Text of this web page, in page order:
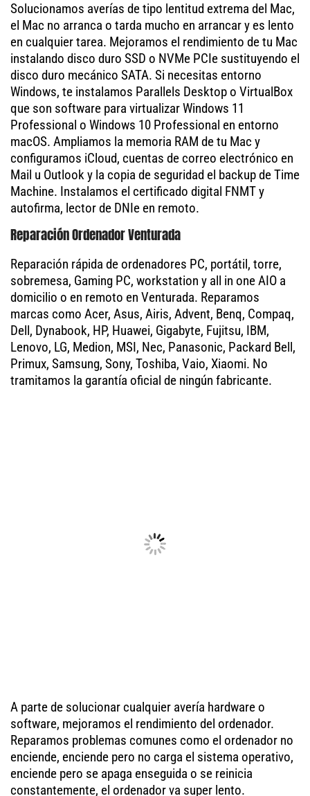
Solucionamos averías de tipo lentitud extrema del Mac,
el Mac no arranca o tarda mucho en arrancar y es lento
en cualquier tarea. Mejoramos el rendimiento de tu Mac
instalando disco duro SSD o NVMe PCIe sustituyendo el
disco duro mecánico SATA. Si necesitas entorno
Windows, te instalamos Parallels Desktop o VirtualBox
que son software para virtualizar Windows 11
Professional o Windows 10 Professional en entorno
macOS. Ampliamos la memoria RAM de tu Mac y
configuramos iCloud, cuentas de correo electrónico en
Mail u Outlook y la copia de seguridad el backup de Time
Machine. Instalamos el certificado digital FNMT y
autofirma, lector de DNIe en remoto.
Reparación Ordenador Venturada
Reparación rápida de ordenadores PC, portátil, torre,
sobremesa, Gaming PC, workstation y all in one AIO a
domicilio o en remoto en Venturada. Reparamos
marcas como Acer, Asus, Airis, Advent, Benq, Compaq,
Dell, Dynabook, HP, Huawei, Gigabyte, Fujitsu, IBM,
Lenovo, LG, Medion, MSI, Nec, Panasonic, Packard Bell,
Primux, Samsung, Sony, Toshiba, Vaio, Xiaomi. No
tramitamos la garantía oficial de ningún fabricante.
A parte de solucionar cualquier avería hardware o
software, mejoramos el rendimiento del ordenador.
Reparamos problemas comunes como el ordenador no
enciende, enciende pero no carga el sistema operativo,
enciende pero se apaga enseguida o se reinicia
constantemente, el ordenador va super lento.